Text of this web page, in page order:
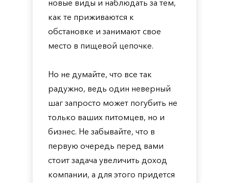
новые виды и наблюдать за тем,
как те приживаются к
обстановке и занимают свое
место в пищевой цепочке.
Но не думайте, что все так
радужно, ведь один неверный
шаг запросто может погубить не
только ваших питомцев, но и
бизнес. Не забывайте, что в
первую очередь перед вами
стоит задача увеличить доход
компании, а для этого придется